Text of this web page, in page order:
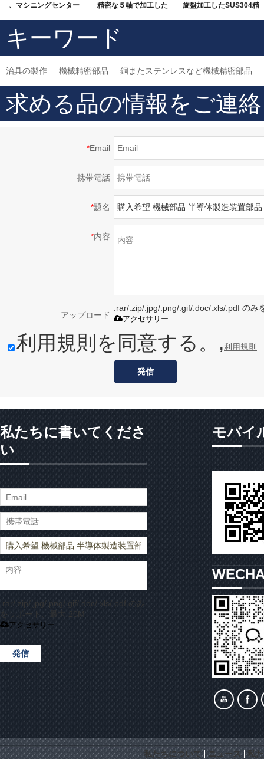
、マシニングセンター
にて加工したSUS材質
機械部品
精密な５軸で加工した
機械部品
旋盤加工したSUS304精
密部品 大連高品質金属
キーワード
治具の製作 機械精密部品 銅またステンレスなど機械精密部品
求める品の情報をご連
*Email
携帯電話
*題名
*内容
アップロード
.rar/.zip/.jpg/.png/.gif/.doc/.xls/.pdf のみ
アクセサリー
利用規則を同意する。,利用規則
発信
私たちに書いてくださ
い
.rar/.zip/.jpg/.png/.gif/.doc/.xls/.pdf のみ
をサポート、最大 20M
アクセサリー
発信
モバイ
私たちについて ニュース 私